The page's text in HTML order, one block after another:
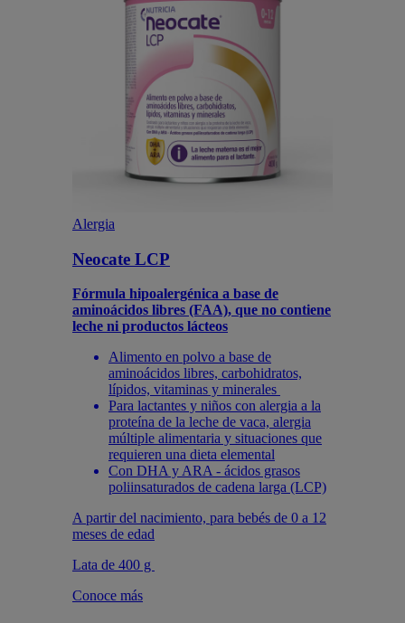
Alergia
Neocate LCP
Fórmula hipoalergénica a base de
aminoácidos libres (FAA), que no contiene
leche ni productos lácteos
Alimento en polvo a base de
aminoácidos libres, carbohidratos,
lípidos, vitaminas y minerales
Para lactantes y niños con alergia a la
proteína de la leche de vaca, alergia
múltiple alimentaria y situaciones que
requieren una dieta elemental
Con DHA y ARA - ácidos grasos
poliinsaturados de cadena larga (LCP)
A partir del nacimiento, para bebés de 0 a 12
meses de edad
Lata de 400 g
Conoce más